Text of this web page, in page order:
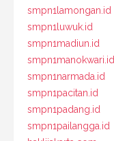
smpn1lamongan.id
smpn1luwuk.id
smpn1madiun.id
smpn1manokwari.id
smpn1narmada.id
smpn1pacitan.id
smpn1padang.id
smpn1pailangga.id